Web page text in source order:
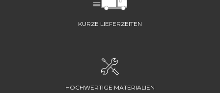
KURZE LIEFERZEITEN
HOCHWERTIGE MATERIALIEN